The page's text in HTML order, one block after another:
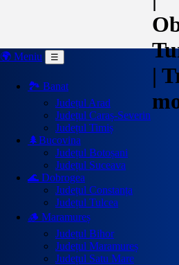
|
🌍 Meniu ☰
🏞️ Banat
Județul Arad
Județul Caraș-Severin
Județul Timiș
🌲Bucovina
Județul Botoșani
Județul Suceava
🌊 Dobrogea
Județul Constanța
Județul Tulcea
🪵 Maramureș
Județul Bihor
Județul Maramureș
Județul Satu Mare